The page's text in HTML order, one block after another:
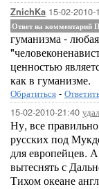
ZnichKa 15-02-2010-
Ответ на комментарий
гуманизма -
ценностью
как в гуманизме.
Обратиться -
15-02-2010-21:40
Ну, все
русских под
для европейцев.
вытеснять с
Тихом океане